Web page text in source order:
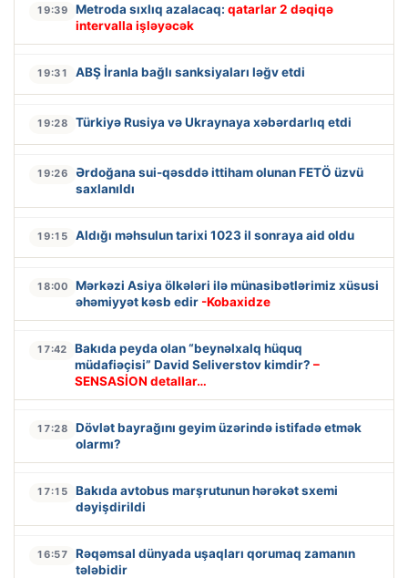
19:39 Metroda sıxlıq azalacaq: qatarlar 2 dəqiqə
intervalla işləyəcək
19:31 ABŞ İranla bağlı sanksiyaları ləğv etdi
19:28 Türkiyə Rusiya və Ukraynaya xəbərdarlıq etdi
19:26
Ərdoğana sui-qəsddə ittiham olunan FETÖ üzvü
saxlanıldı
19:15 Aldığı məhsulun tarixi 1023 il sonraya aid oldu
18:00
Mərkəzi Asiya ölkələri ilə münasibətlərimiz xüsusi
əhəmiyyət kəsb edir -Kobaxidze
17:42
Bakıda peyda olan “beynəlxalq hüquq
müdafiəçisi” David Seliverstov kimdir? –
SENSASİON detallar…
17:28
Dövlət bayrağını geyim üzərində istifadə etmək
olarmı?
17:15
Bakıda avtobus marşrutunun hərəkət sxemi
dəyişdirildi
16:57
Rəqəmsal dünyada uşaqları qorumaq zamanın
tələbidir